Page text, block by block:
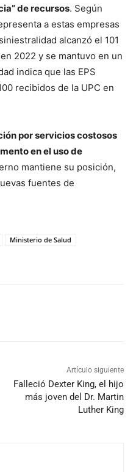
de recursos. Según
a estas empresas
alcanzó el 101
2022 y se mantuvo en un
indica que las EPS
recibidos de la UPC en
por servicios costosos
en el uso de
mantiene su posición,
fuentes de
Ministerio de Salud
Artículo siguiente
Falleció Dexter King, el hijo
más joven del Dr. Martin
Luther King